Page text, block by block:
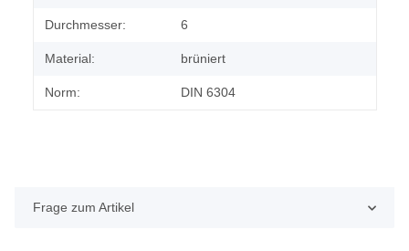
Durchmesser: 6
Material: brüniert
Norm: DIN 6304
Frage zum Artikel